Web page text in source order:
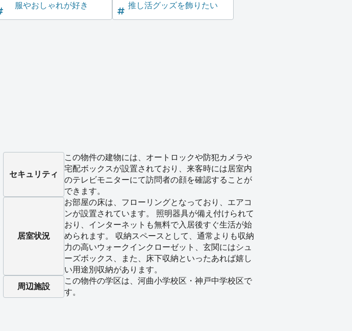
服やおしゃれが好き 推し活グッズを飾りたい
セキュリティ
この物件の建物には、オートロックや防犯カメラや
宅配ボックスが設置されており、来客時には居室内
のテレビモニターにて訪問者の顔を確認することが
できます。
居室状況
お部屋の床は、フローリングとなっており、エアコ
ンが設置されています。 照明器具が備え付けられて
おり、インターネットも無料で入居後すぐ生活が始
められます。 収納スペースとして、通常よりも収納
力の高いウォークインクローゼット、玄関にはシュ
ーズボックス、また、床下収納といったあれば嬉し
い用途別収納があります。
周辺施設
この物件の学区は、河曲小学校区・神戸中学校区で
す。